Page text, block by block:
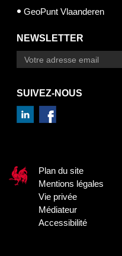
GeoPunt Vlaanderen
NEWSLETTER
SUIVEZ-NOUS
Plan du site
Mentions légales
Vie privée
Médiateur
Accessibilité